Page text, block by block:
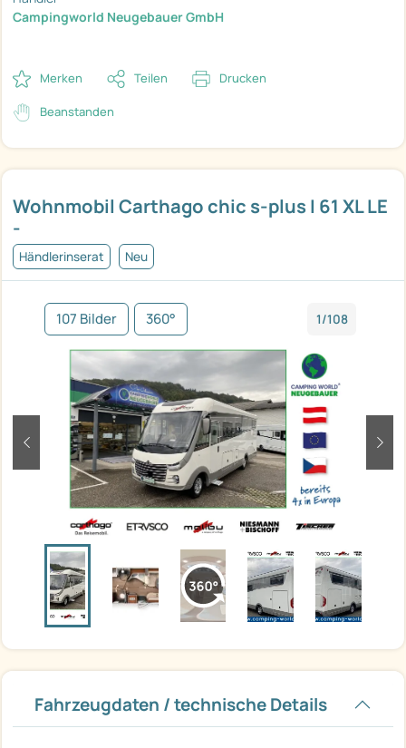
Wohnmobil Carthago chic s-plus I 61 XL LE
-
Händlerinserat Neu
107 Bilder 360° 1/108
zurück
Fahrzeugdaten / technische Details
Campingworld Neugebauer GmbH
Merken Teilen Drucken
Beanstanden